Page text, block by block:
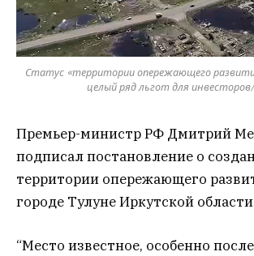
Статус «территории опережающего
целый ряд льгот для
Премьер-министр РФ Дмитрий
подписал постановление о
территории опережающего
городе Тулуне Иркутской
“Место известное, особенно